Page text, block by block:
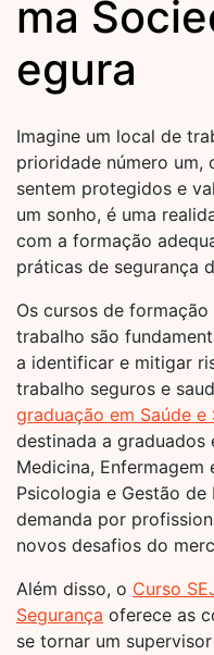
ma
egura
Imagine um local de
prioridade número um,
sentem protegidos e
um sonho, é uma
com a formação
práticas de segurança
Os cursos de
trabalho são
a identificar e mitigar
trabalho seguros e
graduação em Saúde
destinada a graduados
Medicina, Enfermagem
Psicologia e Gestão de
demanda por
novos desafios do
Além disso, o Curso
Segurança oferece as
se tornar um